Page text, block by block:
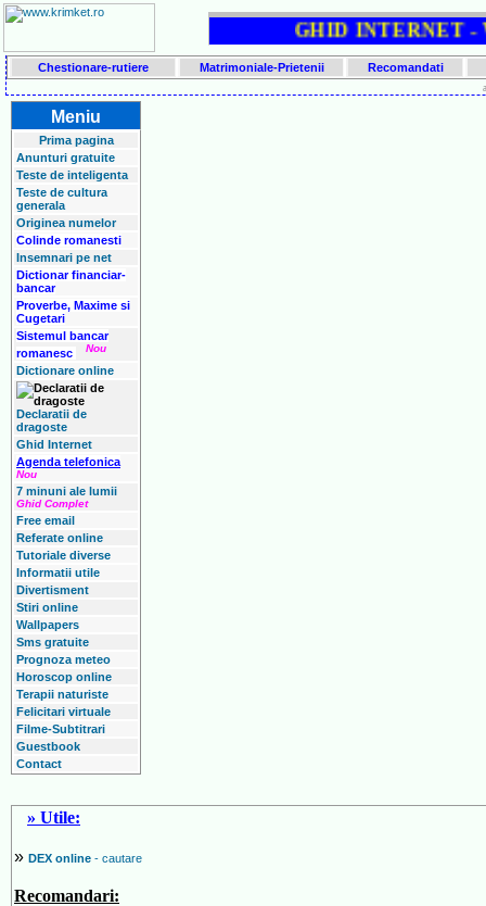
GHID INTERNET -
Chestionare-rutiere Matrimoniale-Prietenii Recomandati
Meniu
Prima pagina
Anunturi gratuite
Teste de inteligenta
Teste de cultura
generala
Originea numelor
Colinde romanesti
Insemnari pe net
Dictionar financiar-
bancar
Proverbe, Maxime si
Cugetari
Sistemul bancar
romanesc
Nou
Dictionare online
Declaratii de
dragoste
Ghid Internet
Agenda telefonica
Nou
7 minuni ale lumii
Ghid Complet
Free email
Referate online
Tutoriale diverse
Informatii utile
Divertisment
Stiri online
Wallpapers
Sms gratuite
Prognoza meteo
Horoscop online
Terapii naturiste
Felicitari virtuale
Filme-Subtitrari
Guestbook
Contact
» Utile:
» DEX online - cautare
Recomandari: